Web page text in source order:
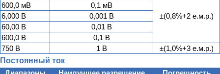
±(0,8%+2 е.м.р.)
600,0 мВ
0,1 мВ
6,000 В
0,001 В
60,00 В
0,01 В
600,0 В
0,1 В
750 В
1 В
±(1,0%+3 е.м.р.)
Постоянный ток